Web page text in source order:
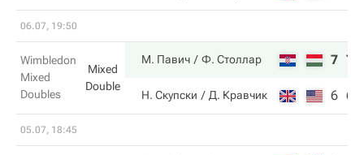
06.07, 19:50
Wimbledon
Mixed
Doubles
Mixed
Double
М. Павич Ф. Столлар 7 7
Н. Скупски Д. Кравчик 6 6
05.07, 18:45